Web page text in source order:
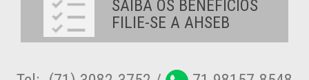
SAIBA OS BENEFÍCIOS
FILIE-SE A AHSEB